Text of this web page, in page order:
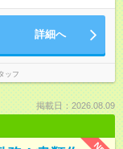
詳細へ
ッフ
掲載日：2026.08.09